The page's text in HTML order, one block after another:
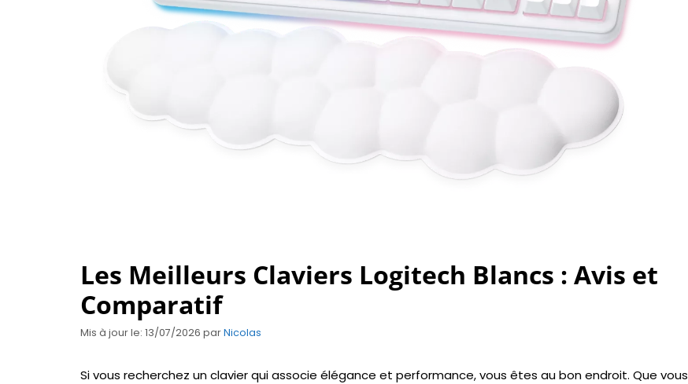
Les Meilleurs Claviers Logitech Blancs : Avis et
Comparatif
Mis à jour le: 13/07/2026 parNicolas
Si vous recherchez un clavier qui associe élégance et performance, vous êtes au bon endroit. Que vous